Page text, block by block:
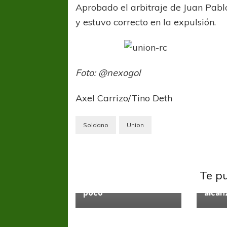
Aprobado el arbitraje de Juan
y estuvo correcto en la expulsión.
Foto: @nexogol
Axel Carrizo/Tino Deth
Soldano Union
Te
poco
El
COPA